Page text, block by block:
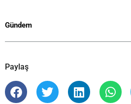
Gündem
Paylaş